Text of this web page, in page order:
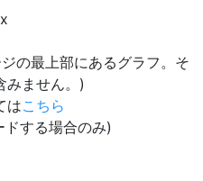
の最上部にあるグラフ。そ
みません。)
はこちら
する場合のみ)